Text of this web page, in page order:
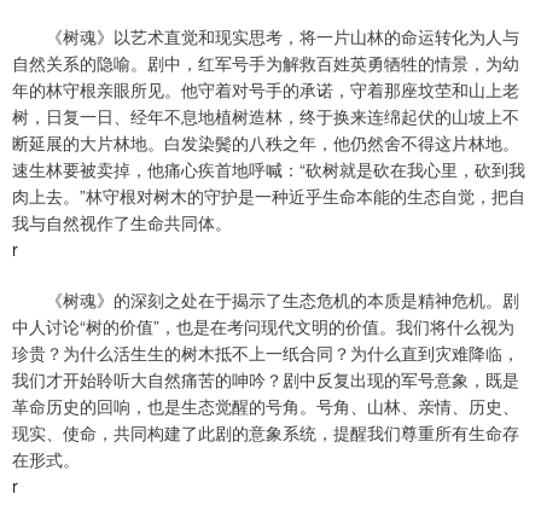
《树魂》以艺术直觉和现实思考，将一片山林的命运转化为人与
自然关系的隐喻。剧中，红军号手为解救百姓英勇牺牲的情景，为幼
年的林守根亲眼所见。他守着对号手的承诺，守着那座坟茔和山上老
树，日复一日、经年不息地植树造林，终于换来连绵起伏的山坡上不
断延展的大片林地。白发染鬓的八秩之年，他仍然舍不得这片林地。
速生林要被卖掉，他痛心疾首地呼喊：“砍树就是砍在我心里，砍到我
肉上去。”林守根对树木的守护是一种近乎生命本能的生态自觉，把自
我与自然视作了生命共同体。
r
《树魂》的深刻之处在于揭示了生态危机的本质是精神危机。剧
中人讨论“树的价值”，也是在考问现代文明的价值。我们将什么视为
珍贵？为什么活生生的树木抵不上一纸合同？为什么直到灾难降临，
我们才开始聆听大自然痛苦的呻吟？剧中反复出现的军号意象，既是
革命历史的回响，也是生态觉醒的号角。号角、山林、亲情、历史、
现实、使命，共同构建了此剧的意象系统，提醒我们尊重所有生命存
在形式。
r